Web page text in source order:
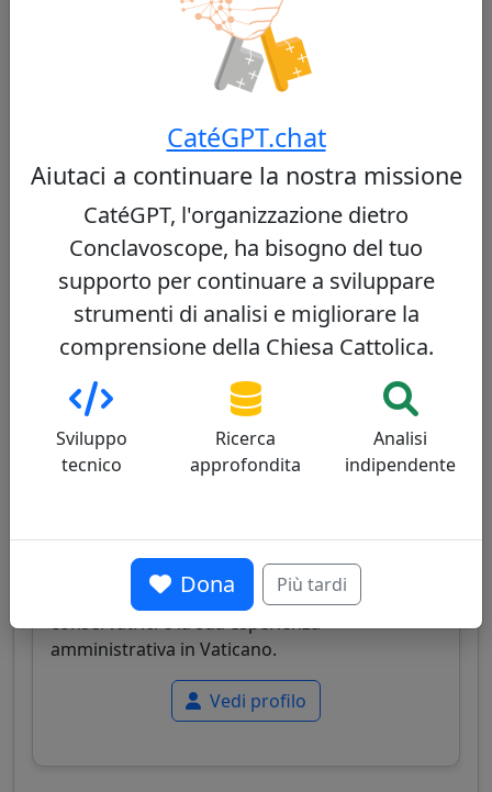
noto per il suo carisma mediatico e la sua
leadership equilibrata, combinando impegno
valori morali.
Vedi profilo
61/100
James Michael Harvey
Cardinale americano, arciprete della Basilica di
San Paolo fuori le mura, ex prefetto della Casa
Pontificia, noto per le sue posizioni
conservatrici e la sua esperienza
amministrativa in Vaticano.
Vedi profilo
CatéGPT.chat
Aiutaci a continuare la nostra missione
CatéGPT, l'organizzazione dietro
Conclavoscope, ha bisogno del tuo
supporto per continuare a sviluppare
strumenti di analisi e migliorare la
comprensione della Chiesa Cattolica.
Sviluppo
tecnico
Ricerca
approfondita
Analisi
indipendente
Dona Più tardi